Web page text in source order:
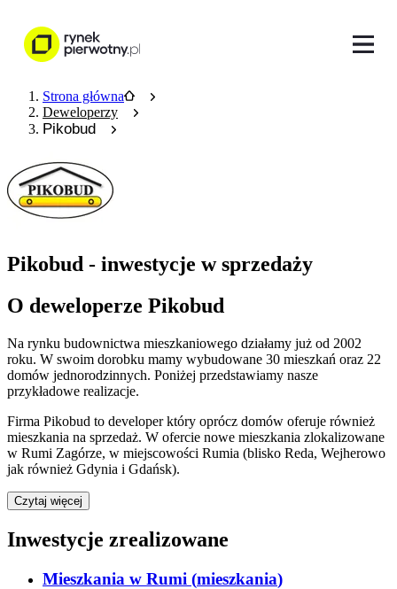
Strona główna
Deweloperzy
Pikobud
Pikobud - inwestycje w sprzedaży
O deweloperze Pikobud
Na rynku budownictwa mieszkaniowego działamy już od 2002
roku. W swoim dorobku mamy wybudowane 30 mieszkań oraz 22
domów jednorodzinnych. Poniżej przedstawiamy nasze
przykładowe realizacje.
Firma Pikobud to developer który oprócz domów oferuje również
mieszkania na sprzedaż. W ofercie nowe mieszkania zlokalizowane
w Rumi Zagórze, w miejscowości Rumia (blisko Reda, Wejherowo
jak również Gdynia i Gdańsk).
Czytaj więcej
Inwestycje zrealizowane
Mieszkania w Rumi (mieszkania)